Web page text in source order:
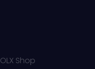
OLX Shop